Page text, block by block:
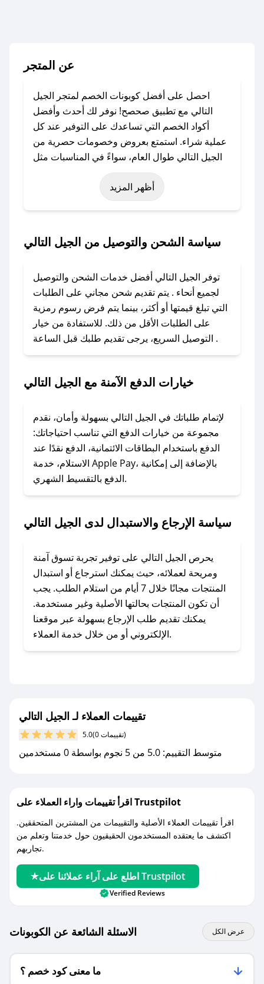
عن المتجر
احصل على أفضل كوبونات الخصم لمتجر الجيل
التالي مع تطبيق صحصح! نوفر لك أحدث وأفضل
أكواد الخصم التي تساعدك على التوفير عند كل
عملية شراء. استمتع بعروض وخصومات حصرية من
الجيل التالي طوال العام، سواءً في المناسبات مثل
عيد الفطر، عيد الأضحى، الجمعة البيضاء (شهر
نوفمبر)، رمضان، اليوم الوطني، يوم التأسيس، أو
حتى عروض خاصة أخرى.
باستخدام تطبيق صحصح، يمكنك العثور بسهولة على
تواصل معنا عبر تويتر أو البريد الإلكتروني لإضافته
بسرعة.
### كيفية استخدام كود خصم الجيل التالي؟
1. انسخ كود الخصم من تطبيق صحصح.
2. الصقه في خانة الدفع عند التسوق من الجيل
لا تقلق! يمكنك التواصل مع فريق دعم صحصح عبر
الرسائل الخاصة على تويتر أو البريد الإلكتروني،
وسنقوم بحل المشكلة في أسرع وقت ممكن.
### ماذا أفعل إذا لم أجد كود خصم لمتجري
المفضل؟
مراسلتنا مباشرة وسنعمل على توفير الكوبونات في
### كيف تحصل على كوبونات خصم حصرية من
الجيل التالي؟
للحصول على كوبونات وخصومات حصرية، قم بما
يلي:
- اضغط على أيقونة متابعة لمتجر الجيل التالي في
جديد.
مع صحصح، تسوق بذكاء ووفّر على كل مشترياتك مع
كوبونات خصم حصرية من الجيل التالي!
أظهر المزيد
سياسة الشحن والتوصيل من الجيل التالي
توفر الجيل التالي أفضل خدمات الشحن والتوصيل
لجميع أنحاء . يتم تقديم شحن مجاني على الطلبات
التي تبلغ قيمتها أو أكثر، بينما يتم فرض رسوم رمزية
على الطلبات الأقل من ذلك. للاستفادة من خيار
التوصيل السريع، يرجى تقديم طلبك قبل الساعة .
خيارات الدفع الآمنة مع الجيل التالي
لإتمام طلباتك في الجيل التالي بسهولة وأمان، نقدم
مجموعة من خيارات الدفع التي تناسب احتياجاتك:
الدفع باستخدام البطاقات الائتمانية، الدفع نقدًا عند
الاستلام، خدمة Apple Pay، بالإضافة إلى إمكانية
الدفع بالتقسيط الشهري.
سياسة الإرجاع والاستبدال لدى الجيل التالي
يحرص الجيل التالي على توفير تجربة تسوق آمنة
ومريحة لعملائه، حيث يمكنك استرجاع أو استبدال
المنتجات مجانًا خلال 7 أيام من استلام الطلب. يجب
أن تكون المنتجات بحالتها الأصلية وغير مستخدمة.
يمكنك تقديم طلب الإرجاع بسهولة عبر موقعنا
الإلكتروني أو من خلال خدمة العملاء.
تقييمات العملاء لـ الجيل التالي
5.0 (0 تقييمات)
متوسط التقييم: 5.0 من 5 نجوم بواسطة 0 مستخدمين
اقرأ تقييمات واراء العملاء على Trustpilot
اقرأ تقييمات العملاء الأصلية والتقييمات من المشترين المتحققين.
اكتشف ما يعتقده المستخدمون الحقيقيون حول خدمتنا وتعلم من
تجاربهم.
اطلع على آراء عملائنا على Trustpilot
Verified Reviews
الاسئلة الشائعة عن الكوبونات عرض الكل
ما معنى كود خصم ؟